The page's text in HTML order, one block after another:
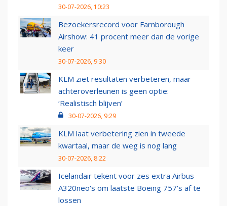
30-07-2026, 10:23
Bezoekersrecord voor Farnborough
Airshow: 41 procent meer dan de vorige
keer
30-07-2026, 9:30
KLM ziet resultaten verbeteren, maar
achteroverleunen is geen optie:
‘Realistisch blijven’
30-07-2026, 9:29
KLM laat verbetering zien in tweede
kwartaal, maar de weg is nog lang
30-07-2026, 8:22
Icelandair tekent voor zes extra Airbus
A320neo's om laatste Boeing 757's af te
lossen